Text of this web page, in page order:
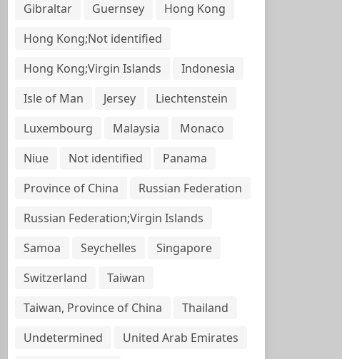
Gibraltar
Guernsey
Hong Kong
Hong Kong;Not identified
Hong Kong;Virgin Islands
Indonesia
Isle of Man
Jersey
Liechtenstein
Luxembourg
Malaysia
Monaco
Niue
Not identified
Panama
Province of China
Russian Federation
Russian Federation;Virgin Islands
Samoa
Seychelles
Singapore
Switzerland
Taiwan
Taiwan, Province of China
Thailand
Undetermined
United Arab Emirates